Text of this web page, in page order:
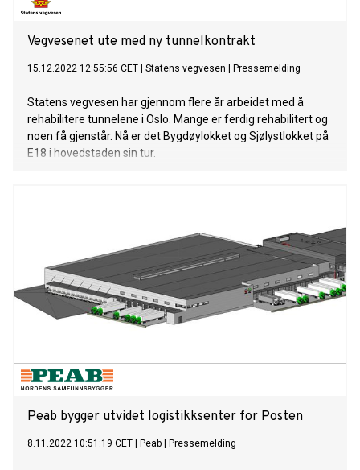
Vegvesenet ute med ny tunnelkontrakt
15.12.2022 12:55:56 CET Statens vegvesen Pressemelding
Statens vegvesen har gjennom flere år arbeidet med å
rehabilitere tunnelene i Oslo. Mange er ferdig rehabilitert og
noen få gjenstår. Nå er det Bygdøylokket og Sjølystlokket på
E18 i hovedstaden sin tur.
Peab bygger utvidet logistikksenter for Posten
8.11.2022 10:51:19 CET Peab Pressemelding